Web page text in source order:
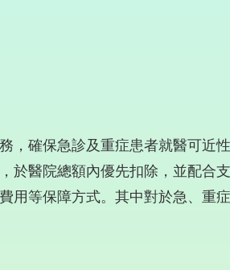
，確保急診及重症患者就醫可近
於醫院總額內優先扣除，並配合
等保障方式。其中對於急、重